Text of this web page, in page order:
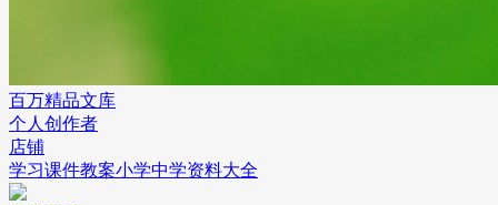
百万精品文库
个人创作者
店铺
学习课件教案小学中学资料大全